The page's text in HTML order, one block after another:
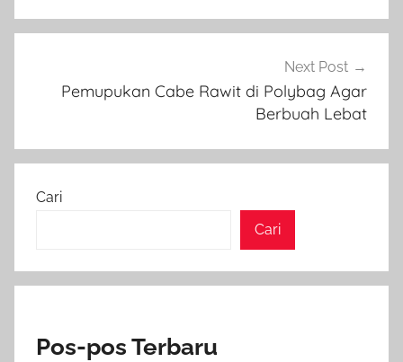
Next Post
Pemupukan Cabe Rawit di Polybag Agar
Berbuah Lebat
Cari
Cari
Pos-pos Terbaru